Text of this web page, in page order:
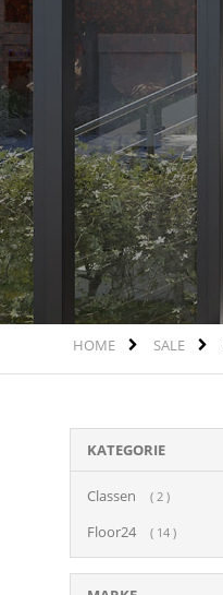
HOME SALE
KATEGORIE
Classen 2 Stück
Floor24 14 Stück